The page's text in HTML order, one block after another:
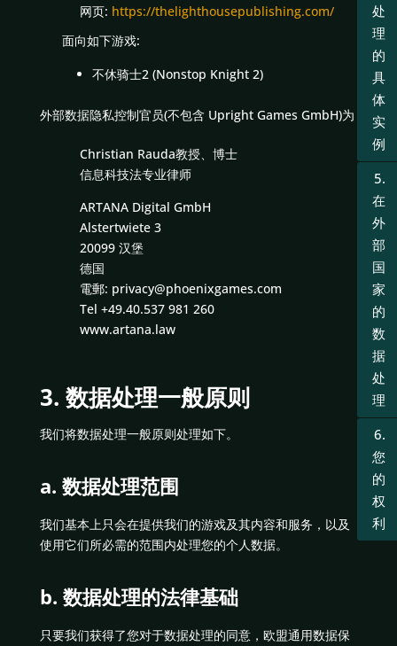
处
理
的
具
体
实
例
5.
在
外
部
国
家
的
数
据
处
理
6.
您
的
权
利
网页: https://thelighthousepublishing.com/
面向如下游戏:
不休骑士2 (Nonstop Knight 2)
外部数据隐私控制官员(不包含 Upright Games GmbH)为
Christian Rauda教授、博士
信息科技法专业律师
ARTANA Digital GmbH
Alstertwiete 3
20099 汉堡
德国
電郵: privacy@phoenixgames.com
Tel +49.40.537 981 260
www.artana.law
3. 数据处理一般原则
我们将数据处理一般原则处理如下。
a. 数据处理范围
我们基本上只会在提供我们的游戏及其内容和服务，以及
使用它们所必需的范围内处理您的个人数据。
b. 数据处理的法律基础
只要我们获得了您对于数据处理的同意，欧盟通用数据保